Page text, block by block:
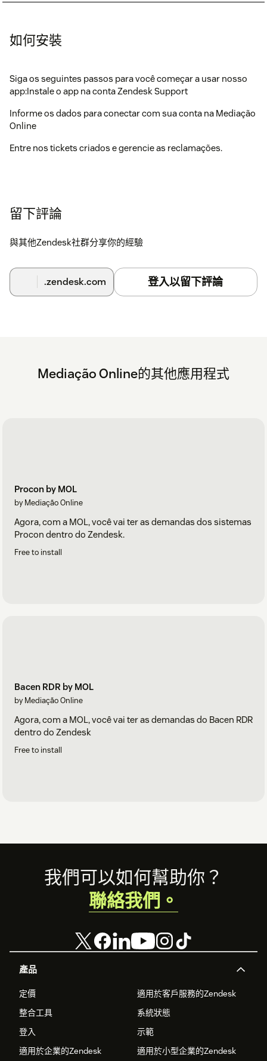
如何安裝
Siga os seguintes passos para você começar a usar nosso
app:Instale o app na conta Zendesk Support
Informe os dados para conectar com sua conta na Mediação
Online
Entre nos tickets criados e gerencie as reclamações.
留下評論
與其他Zendesk社群分享你的經驗
.zendesk.com 登入以留下評論
Mediação Online的其他應用程式
Procon by MOL
by Mediação Online
Agora, com a MOL, você vai ter as demandas dos sistemas
Procon dentro do Zendesk.
Free to install
Bacen RDR by MOL
by Mediação Online
Agora, com a MOL, você vai ter as demandas do Bacen RDR
dentro do Zendesk
Free to install
Footer
產品
定價
適用於客戶服務的Zendesk
整合工具
系統狀態
登入
示範
適用於企業的Zendesk
適用於小型企業的Zendesk
我們可以如何幫助你？
聯絡我們。